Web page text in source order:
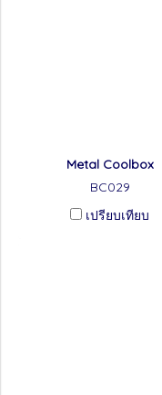
Metal Coolbox
BC029
เปรียบเทียบ